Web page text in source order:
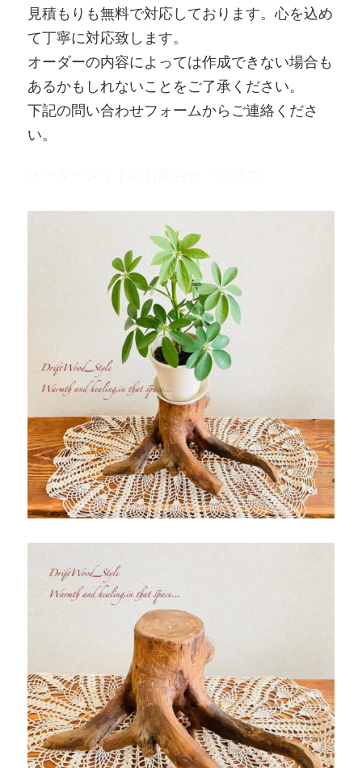
見積もりも無料で対応しております。心を込め
て丁寧に対応致します。
オーダーの内容によっては作成できない場合も
あるかもしれないことをご了承ください。
下記の問い合わせフォームからご連絡くださ
い。